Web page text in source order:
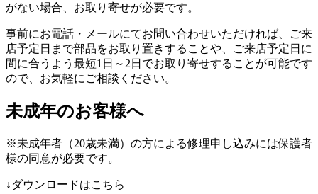
がない場合、お取り寄せが必要です。
事前にお電話・メールにてお問い合わせいただければ、ご来
店予定日まで部品をお取り置きすることや、ご来店予定日に
間に合うよう最短1日～2日でお取り寄せすることが可能です
ので、お気軽にご相談ください。
未成年のお客様へ
※未成年者（20歳未満）の方による修理申し込みには保護者
様の同意が必要です。
↓ダウンロードはこちら